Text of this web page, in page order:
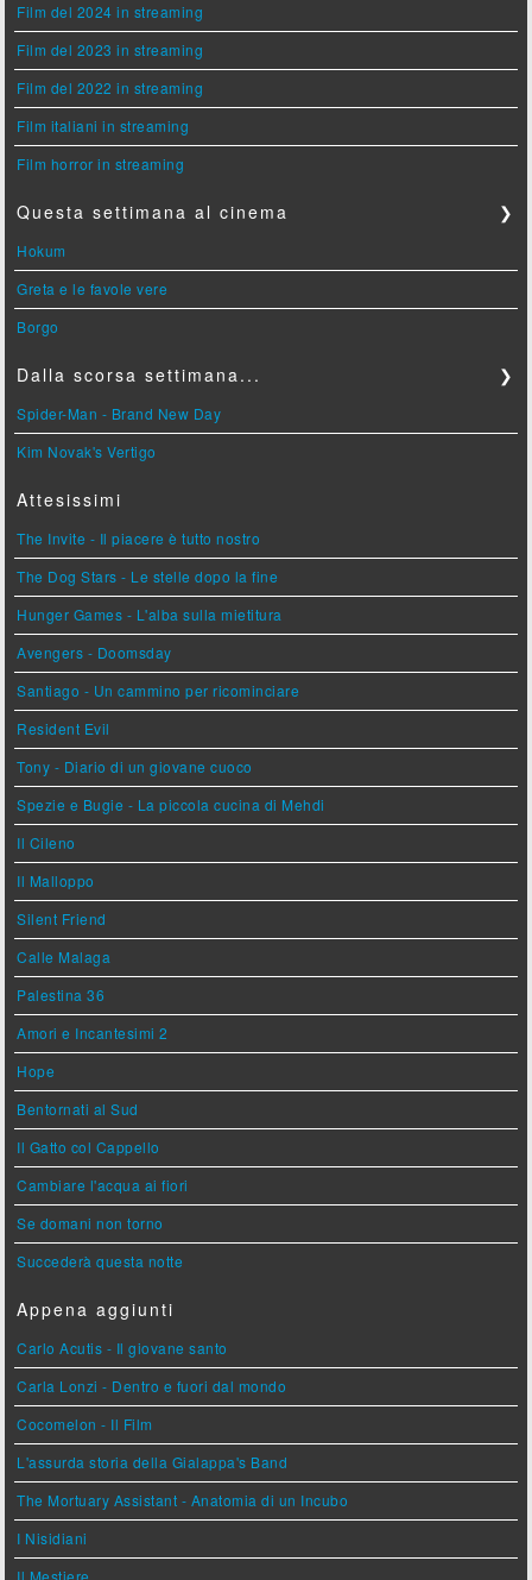
Film del 2024 in streaming
Film del 2023 in streaming
Film del 2022 in streaming
Film italiani in streaming
Film horror in streaming
Questa settimana al cinema ❯
Hokum
Greta e le favole vere
Borgo
Dalla scorsa settimana... ❯
Spider-Man - Brand New Day
Kim Novak's Vertigo
Attesissimi
The Invite - Il piacere è tutto nostro
The Dog Stars - Le stelle dopo la fine
Hunger Games - L'alba sulla mietitura
Avengers - Doomsday
Santiago - Un cammino per ricominciare
Resident Evil
Tony - Diario di un giovane cuoco
Spezie e Bugie - La piccola cucina di Mehdi
Il Cileno
Il Malloppo
Silent Friend
Calle Malaga
Palestina 36
Amori e Incantesimi 2
Hope
Bentornati al Sud
Il Gatto col Cappello
Cambiare l'acqua ai fiori
Se domani non torno
Succederà questa notte
Appena aggiunti
Carlo Acutis - Il giovane santo
Carla Lonzi - Dentro e fuori dal mondo
Cocomelon - Il Film
L'assurda storia della Gialappa's Band
The Mortuary Assistant - Anatomia di un Incubo
I Nisidiani